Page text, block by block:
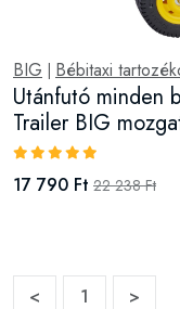
BIG Bébitaxi
Utánfutó minden
Trailer BIG
17 790 Ft 22 238 Ft
< 1 >